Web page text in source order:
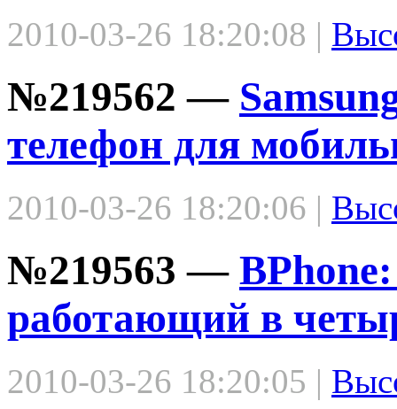
2010-03-26 18:20:08 |
№219562 —
телефон для
2010-03-26 18:20:06 |
№219563 —
работающий в
2010-03-26 18:20:05 |